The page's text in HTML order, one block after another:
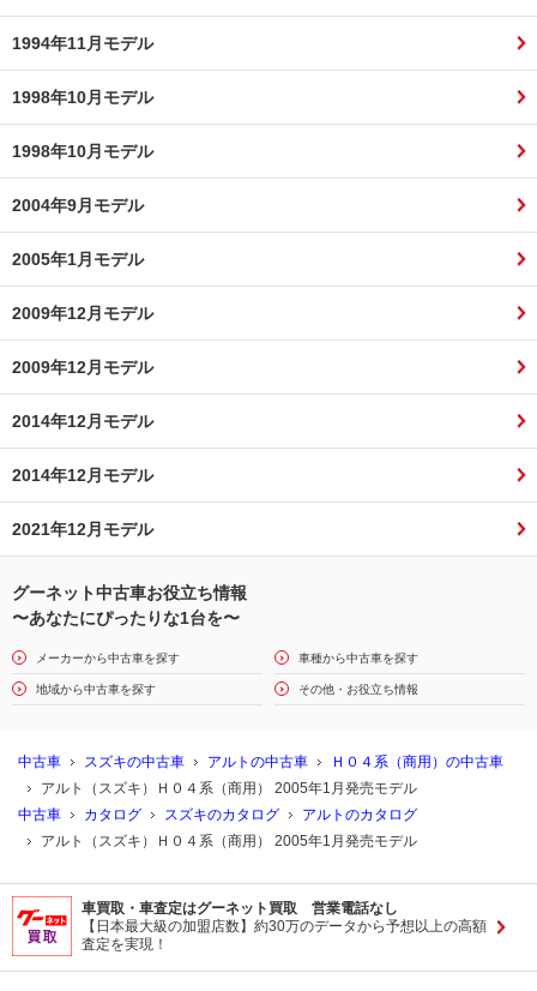
1994年11月モデル
1998年10月モデル
1998年10月モデル
2004年9月モデル
2005年1月モデル
2009年12月モデル
2009年12月モデル
2014年12月モデル
2014年12月モデル
2021年12月モデル
グーネット中古車お役立ち情報
〜あなたにぴったりな1台を〜
メーカーから中古車を探す 車種から中古車を探す
地域から中古車を探す その他・お役立ち情報
中古車 スズキの中古車 アルトの中古車
Ｈ０４系（商用）の中古車
アルト（スズキ）Ｈ０４系（商用） 2005年1月発売モデル
中古車
カタログ スズキのカタログ
アルトのカタログ
アルト（スズキ）Ｈ０４系（商用） 2005年1月発売モデル
車買取・車査定はグーネット買取 営業電話なし
【日本最大級の加盟店数】約30万のデータから予想以上の高額
査定を実現！